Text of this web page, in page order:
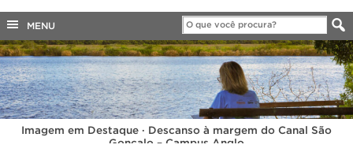
Legislação
Canais
COBALTO
CONCURSOS
EDITAIS
INTERNACIONAL
OUVIDORIA
MENU
Imagem em Destaque · Descanso à margem do Canal São
Gonçalo – Campus Anglo